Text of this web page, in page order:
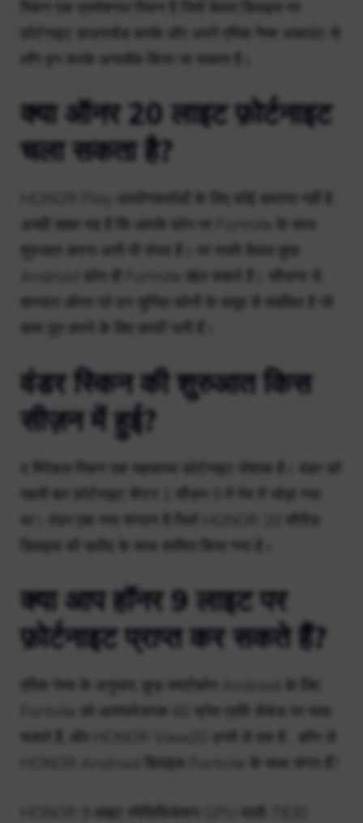
स्किन एक प्रमोशनल स्किन है जिसे केवल डिवाइस पर
फ़ोर्टनाइट डाउनलोड करके और अपने एपिक गेम्स अकाउंट से
लॉग इन करके अनलॉक किया जा सकता है।
क्या ऑनर 20 लाइट फ़ोर्टनाइट
चला सकता है?
HONOR Play उपयोगकर्ताओं के लिए कोई समस्या नहीं है,
अच्छी खबर यह है कि आपके फ़ोन पर Fortnite के साथ
शुरुआत करना अभी भी संभव है। पर रुको! केवल कुछ
Android फ़ोन ही Fortnite खेल सकते हैं। सौभाग्य से,
शानदार ऑनर प्ले उन चुनिंदा फ़ोनों के समूह से संबंधित है जो
काम पूरा करने के लिए काफी भारी हैं।
वंडर स्किन की शुरुआत किस
सीज़न में हुई?
द मिरेकल स्किन एक महाकाव्य फ़ोर्टनाइट पोशाक है। वंडर को
पहली बार फ़ोर्टनाइट चैप्टर 1 सीज़न 9 में गेम में जोड़ा गया
था। वंडर एक नया संगठन है जिसे HONOR 20 सीरीज़
डिवाइस की खरीद के साथ शामिल किया गया है।
क्या आप हॉनर 9 लाइट पर
फ़ोर्टनाइट प्राप्त कर सकते हैं?
एपिक गेम्स के अनुसार, कुछ स्मार्टफ़ोन Android के लिए
Fortnite को आश्चर्यजनक 60 फ्रेम प्रति सेकंड पर चला
सकते हैं, और HONOR View20 उनमें से एक है… कौन से
HONOR Android डिवाइस Fortnite के साथ संगत हैं?
HONOR 9 लाइट स्पेसिफिकेशन GPU माली-T830